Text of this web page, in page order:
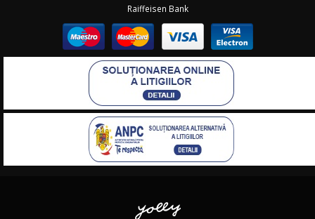
Raiffeisen Bank